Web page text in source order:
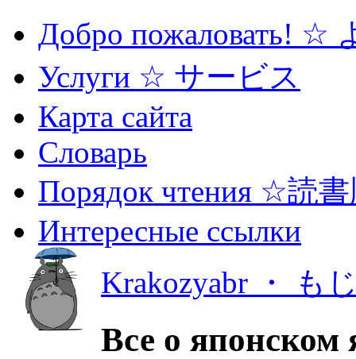
Добро пожаловать! ☆
Услуги ☆ サービス
Карта сайта
Словарь
Порядок чтения ☆読
Интересные ссылки
Krakozyabr ・ も
Все о японском